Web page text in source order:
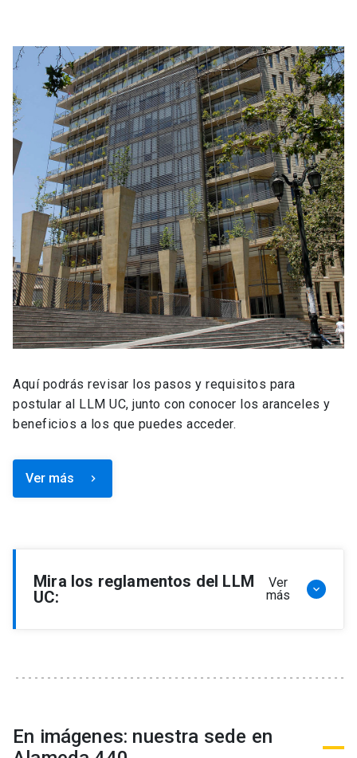
Aquí podrás revisar los pasos y requisitos para
postular al LLM UC, junto con conocer los aranceles y
beneficios a los que puedes acceder.
Ver más keyboard_arrow_right
Mira los reglamentos del LLM
UC:
Ver
más
keyboard_arrow_down
Reglamento de Becas y Descuentos Programa
de Magíster en Derecho, LLM
En imágenes: nuestra sede en